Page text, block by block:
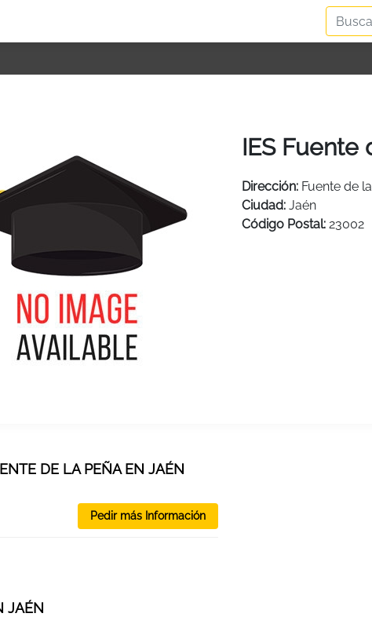
IES Fuente
Dirección: Fuente de
Ciudad: Jaén
Código Postal: 23002
DE LA PEÑA EN JAÉN
Pedir más Información
JAÉN